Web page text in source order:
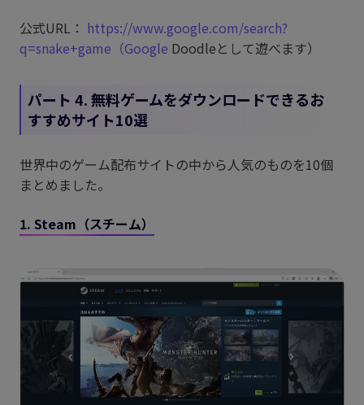
公式URL： https://www.google.com/search?
q=snake+game（Google Doodleとして遊べます）
パート 4. 無料ゲームをダウンロードできるお
すすめサイト10選
世界中のゲーム配布サイトの中から人気のものを10個
まとめました。
1. Steam（スチーム）